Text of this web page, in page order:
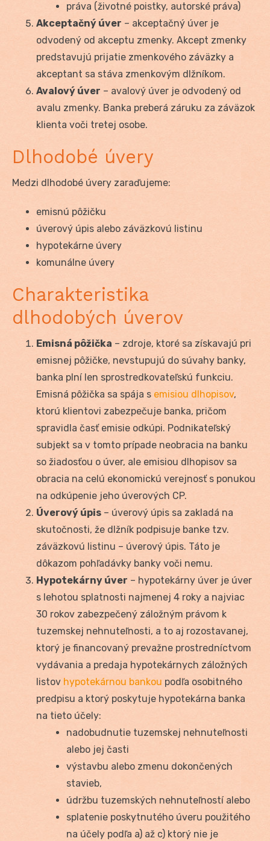
práva (životné poistky, autorské práva)
Akceptačný úver – akceptačný úver je
odvodený od akceptu zmenky. Akcept zmenky
predstavujú prijatie zmenkového záväzky a
akceptant sa stáva zmenkovým dlžníkom.
Avalový úver – avalový úver je odvodený od
avalu zmenky. Banka preberá záruku za záväzok
klienta voči tretej osobe.
Dlhodobé úvery
Medzi dlhodobé úvery zaraďujeme:
emisnú pôžičku
úverový úpis alebo záväzkovú listinu
hypotekárne úvery
komunálne úvery
Charakteristika
dlhodobých úverov
Emisná pôžička – zdroje, ktoré sa získavajú pri
emisnej pôžičke, nevstupujú do súvahy banky,
banka plní len sprostredkovateľskú funkciu.
Emisná pôžička sa spája s emisiou dlhopisov,
ktorú klientovi zabezpečuje banka, pričom
spravidla časť emisie odkúpi. Podnikateľský
subjekt sa v tomto prípade neobracia na banku
so žiadosťou o úver, ale emisiou dlhopisov sa
obracia na celú ekonomickú verejnosť s ponukou
na odkúpenie jeho úverových CP.
Úverový úpis – úverový úpis sa zakladá na
skutočnosti, že dlžník podpisuje banke tzv.
záväzkovú listinu – úverový úpis. Táto je
dôkazom pohľadávky banky voči nemu.
Hypotekárny úver – hypotekárny úver je úver
s lehotou splatnosti najmenej 4 roky a najviac
30 rokov zabezpečený záložným právom k
tuzemskej nehnuteľnosti, a to aj rozostavanej,
ktorý je financovaný prevažne prostredníctvom
vydávania a predaja hypotekárnych záložných
listov hypotekárnou bankou podľa osobitného
predpisu a ktorý poskytuje hypotekárna banka
na tieto účely:
nadobudnutie tuzemskej nehnuteľnosti
alebo jej časti
výstavbu alebo zmenu dokončených
stavieb,
údržbu tuzemských nehnuteľností alebo
splatenie poskytnutého úveru použitého
na účely podľa a) až c) ktorý nie je